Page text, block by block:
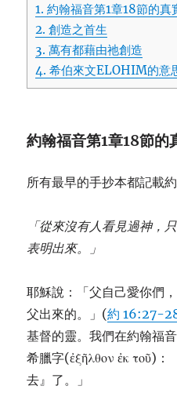
1. 約翰福音第1章18節的真
2. 創造之首生
3. 萬有都藉由祂創造
4. 希伯來文ELOHIM的意
約翰福音第1章18節的
所有最早的手抄本都記載
「從來沒有人看見過神，
表明出來。」
耶穌說：「父自己愛你們
父出來的。」(約 16:27-
基督的靈。我們在約翰福
希臘字(ἐξῆλθον ἐκ τοῦ)
去』了。」